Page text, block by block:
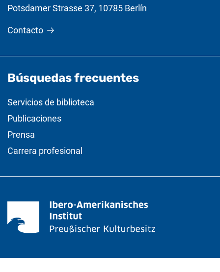
Potsdamer Strasse 37, 10785 Berlín
Contacto
Búsquedas frecuentes
Servicios de biblioteca
Publicaciones
Prensa
Carrera profesional